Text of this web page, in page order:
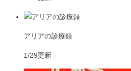
アリアの診療録
1/29更新